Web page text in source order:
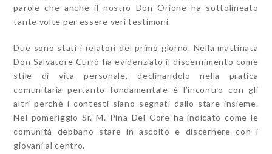
parole che anche il nostro Don Orione ha sottolineato
tante volte per essere veri testimoni.
Due sono stati i relatori del primo giorno. Nella mattinata
Don Salvatore Curró ha evidenziato il discernimento come
stile di vita personale, declinandolo nella pratica
comunitaria pertanto fondamentale è l’incontro con gli
altri perché i contesti siano segnati dallo stare insieme.
Nel pomeriggio Sr. M. Pina Del Core ha indicato come le
comunità debbano stare in ascolto e discernere con i
giovani al centro.